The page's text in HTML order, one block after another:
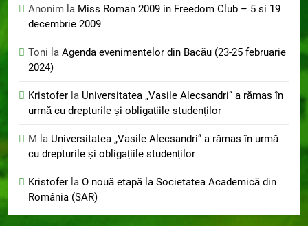
Anonim la Miss Roman 2009 in Freedom Club – 5 si 19
decembrie 2009
Toni la Agenda evenimentelor din Bacău (23-25 februarie
2024)
Kristofer la Universitatea „Vasile Alecsandri” a rămas în
urmă cu drepturile și obligațiile studenților
M la Universitatea „Vasile Alecsandri” a rămas în urmă
cu drepturile și obligațiile studenților
Kristofer la O nouă etapă la Societatea Academică din
România (SAR)